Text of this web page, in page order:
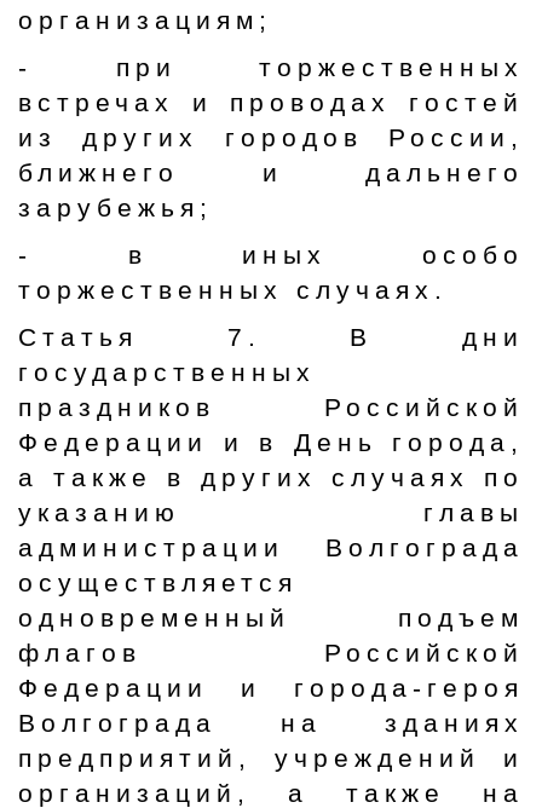
организациям;
- при торжественных
встречах и проводах гостей
из других городов России,
ближнего и дальнего
зарубежья;
- в иных особо
торжественных случаях.
Статья 7. В дни
государственных
праздников Российской
Федерации и в День города,
а также в других случаях по
указанию главы
администрации Волгограда
осуществляется
одновременный подъем
флагов Российской
Федерации и города-героя
Волгограда на зданиях
предприятий, учреждений и
организаций, а также на